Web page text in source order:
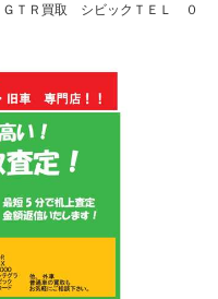
ＴＲ買取 シビックＴＥＬ ０